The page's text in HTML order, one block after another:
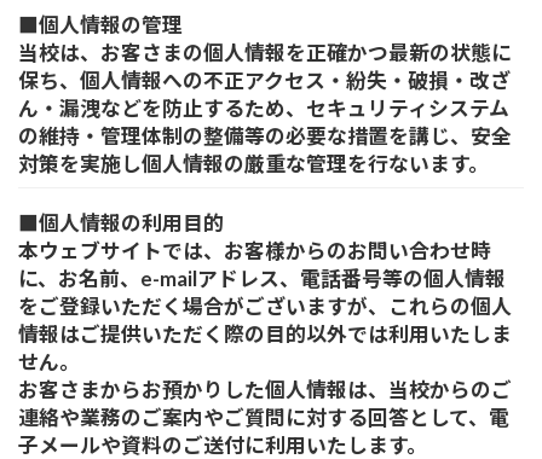
■個人情報の管理
当校は、お客さまの個人情報を正確かつ最新の状態に
保ち、個人情報への不正アクセス・紛失・破損・改ざ
ん・漏洩などを防止するため、セキュリティシステム
の維持・管理体制の整備等の必要な措置を講じ、安全
対策を実施し個人情報の厳重な管理を行ないます。
■個人情報の利用目的
本ウェブサイトでは、お客様からのお問い合わせ時
に、お名前、e-mailアドレス、電話番号等の個人情報
をご登録いただく場合がございますが、これらの個人
情報はご提供いただく際の目的以外では利用いたしま
せん。
お客さまからお預かりした個人情報は、当校からのご
連絡や業務のご案内やご質問に対する回答として、電
子メールや資料のご送付に利用いたします。